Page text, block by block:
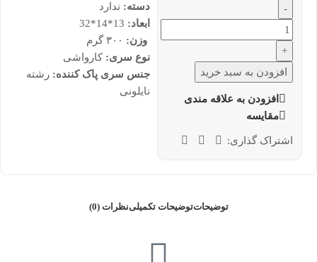
دسته: ندارد
ابعاد:
وزن:
نوع سری: کارواشی
جنس سری پاک کننده: رشته
نایلونی
-
+
افزودن به سبد خرید
افزودن به علاقه مندی
مقایسه
اشتراک گذاری:
توضیحاتتوضیحات تکمیلینظرات (0)